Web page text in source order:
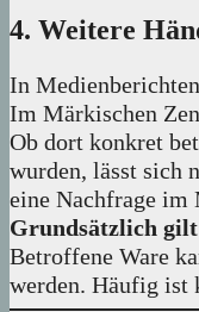
4. Weitere
In
Im Märkischen
Ob dort konkret
wurden, lässt sich
eine Nachfrage im
Grundsätzlich
Betroffene Ware
werden. Häufig ist